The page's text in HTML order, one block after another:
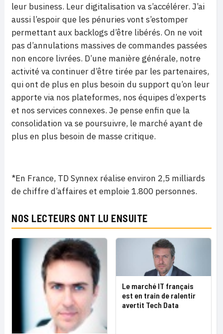
leur business. Leur digitalisation va s’accélérer. J’ai
aussi l’espoir que les pénuries vont s’estomper
permettant aux backlogs d’être libérés. On ne voit
pas d’annulations massives de commandes passées
non encore livrées. D’une manière générale, notre
activité va continuer d’être tirée par les partenaires,
qui ont de plus en plus besoin du support qu’on leur
apporte via nos plateformes, nos équipes d’experts
et nos services connexes. Je pense enfin que la
consolidation va se poursuivre, le marché ayant de
plus en plus besoin de masse critique.
*En France, TD Synnex réalise environ 2,5 milliards
de chiffre d’affaires et emploie 1.800 personnes.
NOS LECTEURS ONT LU ENSUITE
Le marché IT français
est en train de ralentir
avertit Tech Data